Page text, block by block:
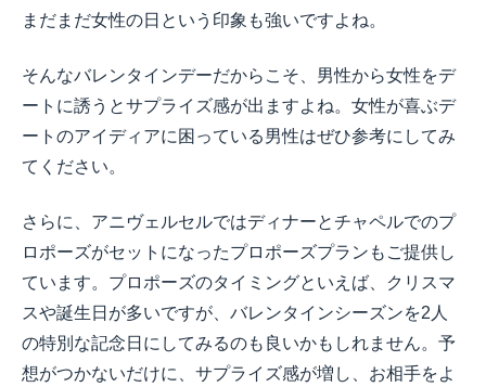
まだまだ女性の日という印象も強いですよね。
そんなバレンタインデーだからこそ、男性から女性をデ
ートに誘うとサプライズ感が出ますよね。女性が喜ぶデ
ートのアイディアに困っている男性はぜひ参考にしてみ
てください。
さらに、アニヴェルセルではディナーとチャペルでのプ
ロポーズがセットになったプロポーズプランもご提供し
ています。プロポーズのタイミングといえば、クリスマ
スや誕生日が多いですが、バレンタインシーズンを2 人
の特別な記念日にしてみるのも良いかもしれません。予
想がつかないだけに、サプライズ感が増し、お相手をよ